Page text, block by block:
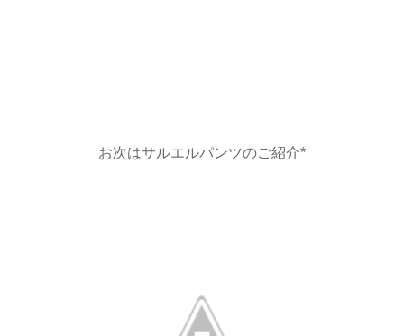
お次はサルエルパンツのご紹介*